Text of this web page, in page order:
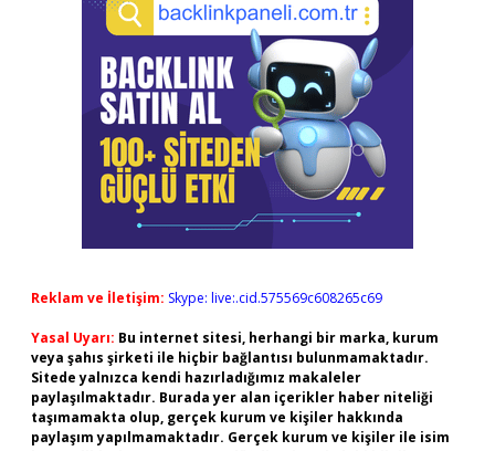
Reklam ve İletişim: Skype: live:.cid.575569c608265c69
Yasal Uyarı: Bu internet sitesi, herhangi bir marka, kurum
veya şahıs şirketi ile hiçbir bağlantısı bulunmamaktadır.
Sitede yalnızca kendi hazırladığımız makaleler
paylaşılmaktadır. Burada yer alan içerikler haber niteliği
taşımamakta olup, gerçek kurum ve kişiler hakkında
paylaşım yapılmamaktadır. Gerçek kurum ve kişiler ile isim